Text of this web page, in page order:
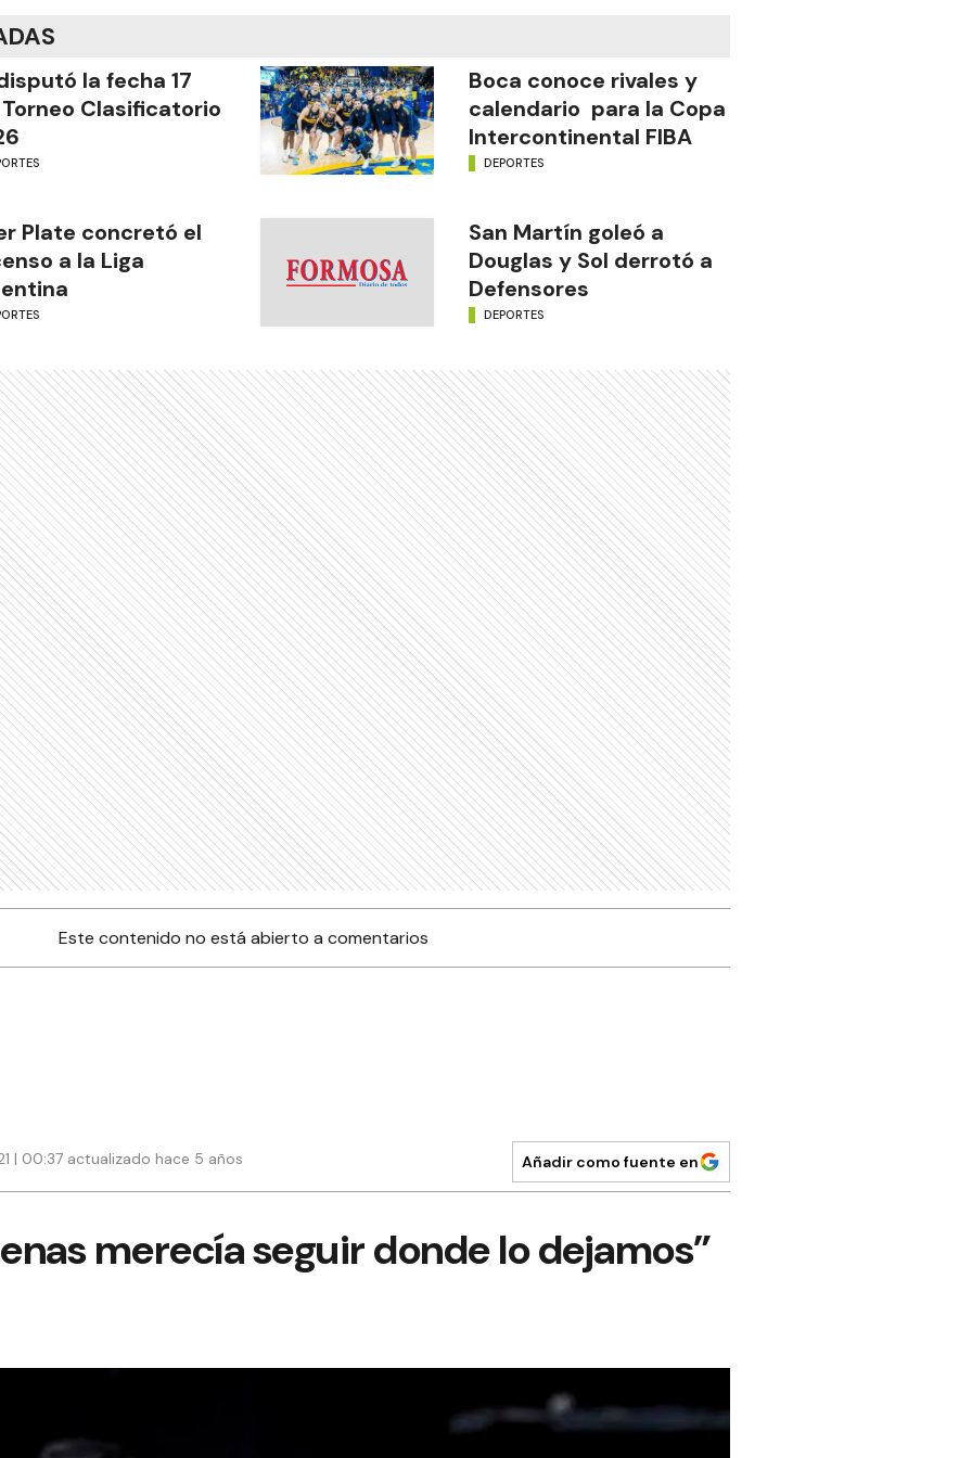
la fecha 17
Clasificatorio
Boca conoce rivales y
calendario para la Copa
Intercontinental FIBA
DEPORTES
Plate concretó el
a la Liga
San Martín goleó a
Douglas y Sol derrotó a
Defensores
DEPORTES
Este contenido no está abierto a comentarios
| 00:37 actualizado hace 5 años Añadir como fuente en
merecía seguir donde lo dejamos”